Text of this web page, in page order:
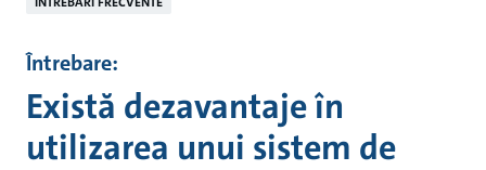
Întrebare:
Există dezavantaje în
utilizarea unui sistem de